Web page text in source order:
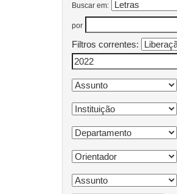
Buscar em:
por
Filtros correntes: